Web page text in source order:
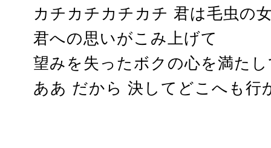
カチカチカチカチ 君は毛虫の
君への思いがこみ上げて
望みを失ったボクの心を満た
ああ だから 決してどこへも行